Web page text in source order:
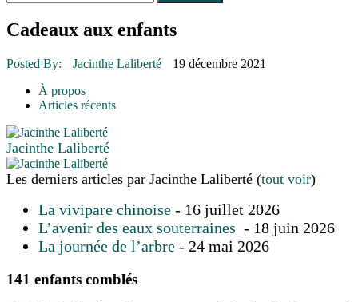
16 juillet 2026
CULTURE
16 juillet 2026
POLITIQUE
16 juillet 2026
COMMUNAUTAIRE
14 octobre 2015
de Prévost
Cadeaux aux enfants
Posted By: Jacinthe Laliberté
19 décembre 2021
À propos
Articles récents
Jacinthe Laliberté
Les derniers articles par Jacinthe Laliberté (tout voir)
La vivipare chinoise - 16 juillet 2026
L’avenir des eaux souterraines - 18 juin 2026
La journée de l’arbre - 24 mai 2026
141 enfants comblés